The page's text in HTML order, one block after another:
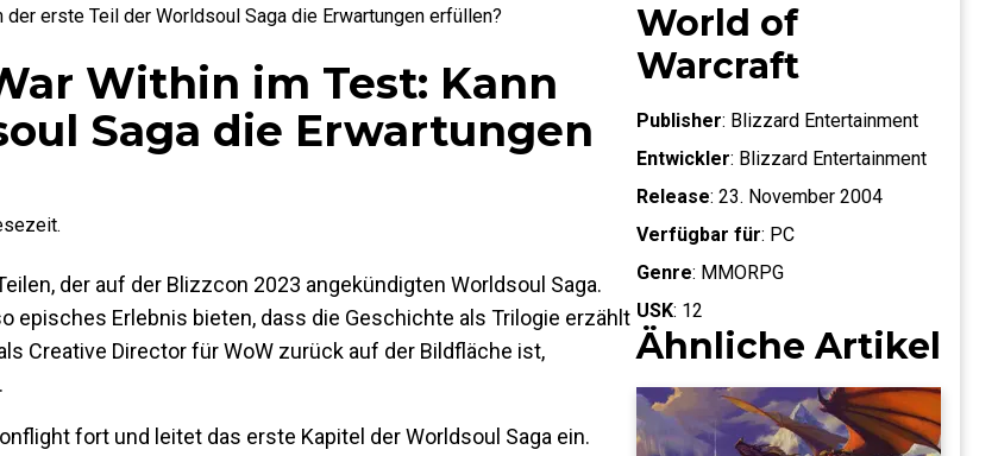
erste Teil der Worldsoul Saga die Erwartungen erfüllen?
Within im Test: Kann
Saga die Erwartungen
der auf der Blizzcon 2023 angekündigten Worldsoul Saga.
episches Erlebnis bieten, dass die Geschichte als Trilogie erzählt
Creative Director für WoW zurück auf der Bildfläche ist,
fort und leitet das erste Kapitel der Worldsoul Saga ein.
World of
Warcraft
Publisher: Blizzard Entertainment
Entwickler: Blizzard Entertainment
Release: 23. November 2004
Verfügbar für: PC
Genre: MMORPG
USK: 12
Ähnliche Artikel